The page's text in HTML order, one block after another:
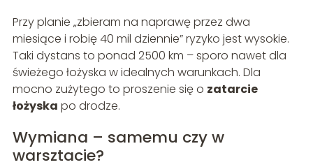
Przy planie „zbieram na naprawę przez dwa
miesiące i robię 40 mil dziennie” ryzyko jest wysokie.
Taki dystans to ponad 2500 km – sporo nawet dla
świeżego łożyska w idealnych warunkach. Dla
mocno zużytego to proszenie się o zatarcie
łożyska po drodze.
Wymiana – samemu czy w
warsztacie?